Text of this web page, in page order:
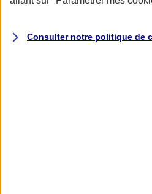
Consulter notre politique de